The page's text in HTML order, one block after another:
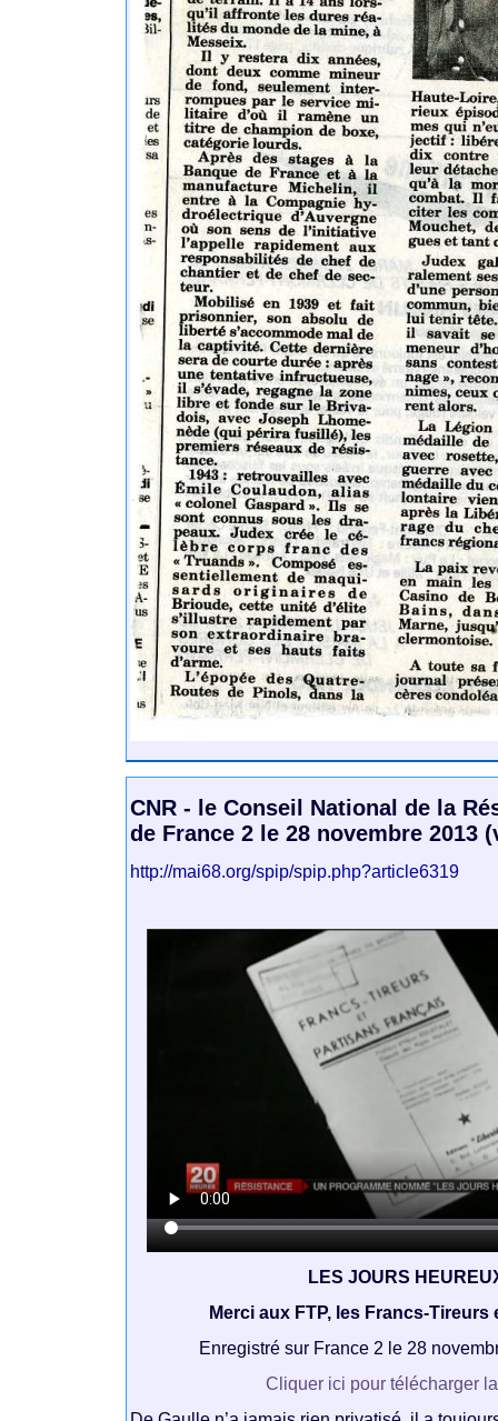
CNR - le Conseil National de la
de France 2 le 28 novembre 2013
http://mai68.org/spip/spip.php?article6319
LES JOURS
Merci aux FTP, les Francs-Tireurs
Enregistré sur France 2 le 28
Cliquer ici pour télécharger